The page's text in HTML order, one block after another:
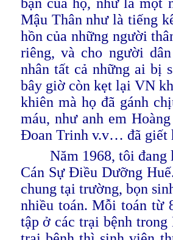
bạn của họ, như là một
Mậu Thân như là tiếng
hồn của những người
riêng, và cho người
nhântất cả những ai bị
bây giờ còn kẹt lại VN
khiên mà họ đã gánh
máu, như anh em
Đoan Trinh v.v… đã giết
Năm 1968, tôi
Cán Sự Điều Dưỡng
chung tại trường, bọn
nhiều toán. Mỗi toán từ
tập ở các trại bệnh